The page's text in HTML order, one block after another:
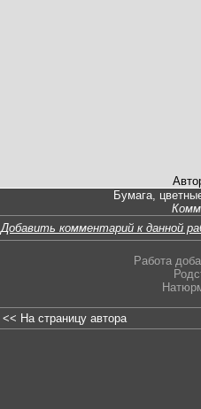
Бумага,
Добавить комментарий к данной
Работа
<< На страницу автора